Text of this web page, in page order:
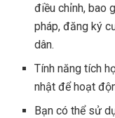
điều chỉnh, bao
pháp, đăng ký
dân.
Tính năng tích
nhật để hoạt
Bạn có thể sử